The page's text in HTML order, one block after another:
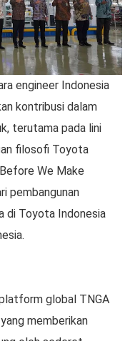
engineer Indonesia
kontribusi dalam
terutama pada lini
filosofi Toyota
We Make
pembangunan
di Toyota Indonesia
global TNGA
memberikan